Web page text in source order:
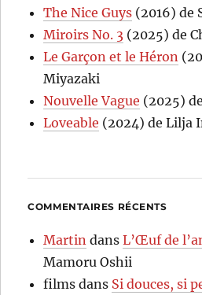
The Nice Guys (2016) de
Miroirs No. 3 (2025) de
Le Garçon et le Héron
Miyazaki
Nouvelle Vague (2025)
Loveable (2024) de Lilja
COMMENTAIRES RÉCENTS
Martin dansL’Œuf de
Mamoru Oshii
films dans Si douces, si